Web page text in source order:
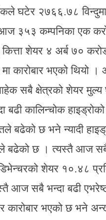
घटेर २७६६.७८
३५३ कम्पनिका एक
शेयर ४ अर्ब ७०
कारोबार भएको थियो
सबै क्षेत्रको शेयर
कालिन्चोक
बढेको छ भने न्यादी
बढेको छ । त्यस्तै आज सबै
डिभेन्चरको शेयर १०.४८
आज सबै भन्दा बढी
कारोबार भएको छ भने